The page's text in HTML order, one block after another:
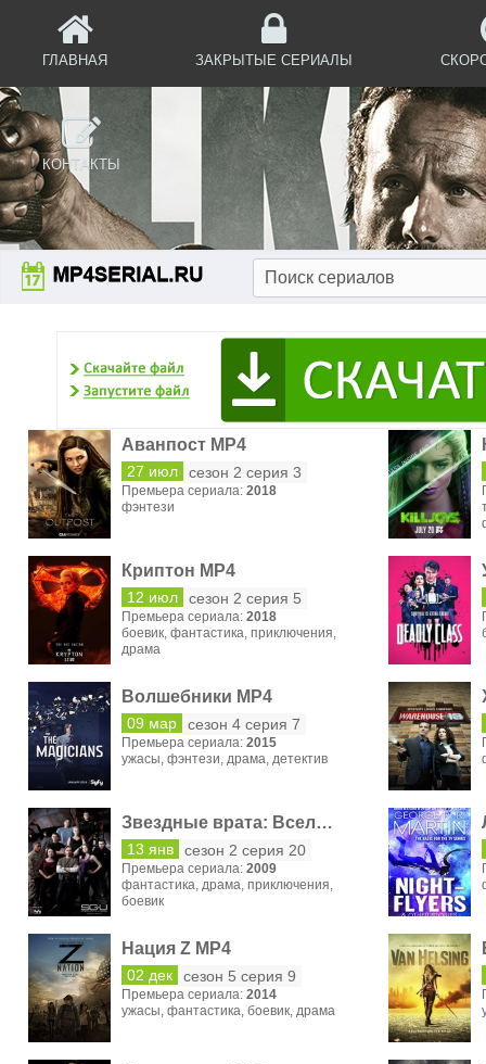
ГЛАВНАЯ ЗАКРЫТЫЕ СЕРИАЛЫ
КОНТАКТЫ
Аванпост MP4
27 июл сезон 2 серия 3
Премьера сериала: 2018
фэнтези
Криптон MP4
12 июл сезон 2 серия 5
Премьера сериала: 2018
боевик, фантастика, приключения,
драма
Волшебники MP4
09 мар сезон 4 серия 7
Премьера сериала: 2015
ужасы, фэнтези, драма, детектив
Звездные врата: Вселенная MP4
13 янв сезон 2 серия 20
Премьера сериала: 2009
фантастика, драма, приключения,
боевик
Нация Z MP4
02 дек сезон 5 серия 9
Премьера сериала: 2014
ужасы, фантастика, боевик, драма